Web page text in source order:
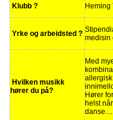
Klubb ? Heming
Yrke og arbeidsted ? medisin
Hvilken musikk
hører du på?
Med
Hører
helst